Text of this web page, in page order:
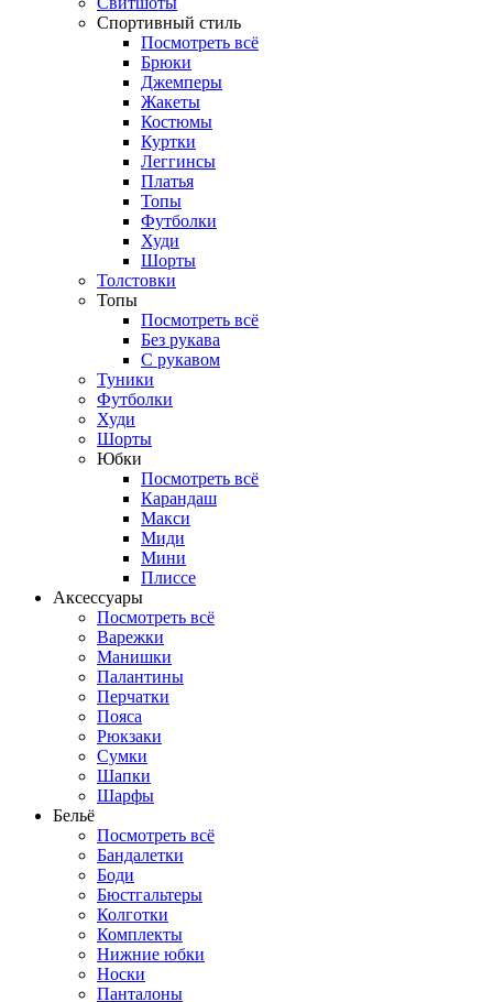
Спортивный стиль
Посмотреть всё
Брюки
Джемперы
Жакеты
Костюмы
Куртки
Леггинсы
Платья
Топы
Футболки
Худи
Шорты
Толстовки
Топы
Посмотреть всё
Без рукава
С рукавом
Туники
Футболки
Худи
Шорты
Юбки
Посмотреть всё
Карандаш
Макси
Миди
Мини
Плиссе
Аксессуары
Посмотреть всё
Варежки
Манишки
Палантины
Перчатки
Пояса
Рюкзаки
Сумки
Шапки
Шарфы
Бельё
Посмотреть всё
Бандалетки
Боди
Бюстгальтеры
Колготки
Комплекты
Нижние юбки
Носки
Панталоны